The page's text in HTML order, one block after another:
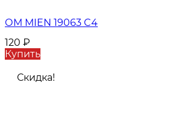
ОМ MIEN 19063 C4
120 ₽
Купить
Скидка!